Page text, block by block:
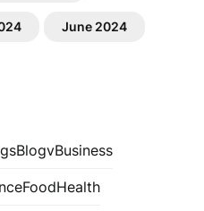
June 2024
BlogvBusiness
FoodHealth